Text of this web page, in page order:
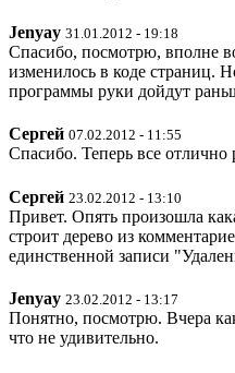
Jenyay 31.01.2012 - 19:18
Спасибо, посмотрю, вполне
изменилось в коде страниц.
программы руки дойдут
Сергей 07.02.2012 - 11:55
Спасибо. Теперь все отлично
Сергей 23.02.2012 - 13:10
Привет. Опять произошла
строит дерево из
единственной записи
Jenyay 23.02.2012 - 13:17
Понятно, посмотрю. Вчера
что не удивительно.